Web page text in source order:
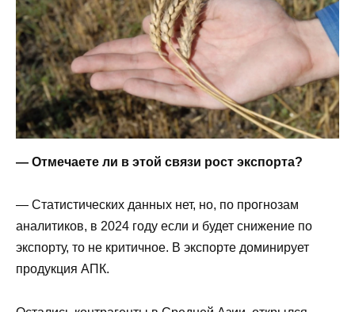
— Отмечаете ли в этой связи рост экспорта?
— Статистических данных нет, но, по прогнозам
аналитиков, в 2024 году если и будет снижение по
экспорту, то не критичное. В экспорте доминирует
продукция АПК.